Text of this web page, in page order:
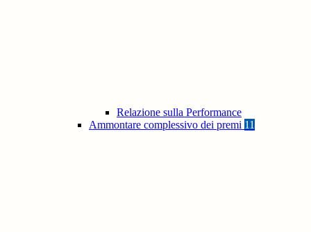
Relazione sulla Performance
Ammontare complessivo dei premi 11